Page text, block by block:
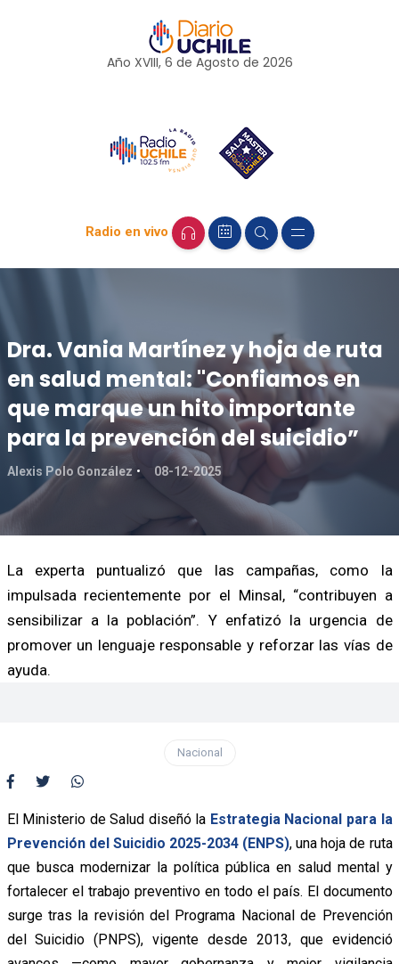
Año XVIII, 6 de Agosto de 2026
Radio en vivo
Dra. Vania Martínez y hoja de ruta
en salud mental: "Confiamos en
que marque un hito importante
para la prevención del suicidio”
Alexis Polo González 08-12-2025
La experta puntualizó que las campañas, como la
impulsada recientemente por el Minsal, “contribuyen a
sensibilizar a la población”. Y enfatizó la urgencia de
promover un lenguaje responsable y reforzar las vías de
ayuda.
Nacional
El Ministerio de Salud diseñó la Estrategia Nacional para la
Prevención del Suicidio 2025-2034 (ENPS), una hoja de ruta
que busca modernizar la política pública en salud mental y
fortalecer el trabajo preventivo en todo el país. El documento
surge tras la revisión del Programa Nacional de Prevención
del Suicidio (PNPS), vigente desde 2013, que evidenció